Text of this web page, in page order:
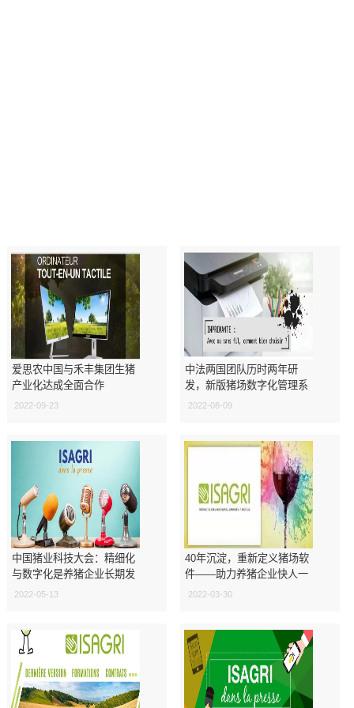
爱思农中国与禾丰集团生猪
产业化达成全面合作
2022-09-23
中法两国团队历时两年研
发，新版猪场数字化管理系
统PigData重磅发布！
2022-08-09
中国猪业科技大会：精细化
与数字化是养猪企业长期发
展的核心竞争力
2022-05-13
40年沉淀，重新定义猪场软
件——助力养猪企业快人一
步，进入管理红利时代
2022-03-30